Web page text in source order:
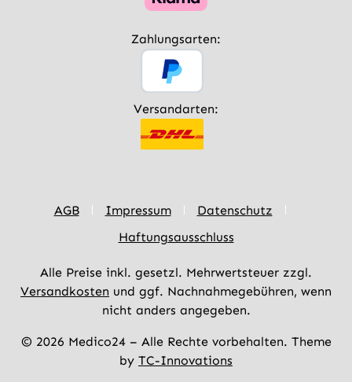
Zahlungsarten:
Versandarten:
AGB Impressum
Datenschutz
Haftungsausschluss
Alle Preise inkl. gesetzl. Mehrwertsteuer zzgl.
Versandkosten und ggf. Nachnahmegebühren, wenn
nicht anders angegeben.
© 2026 Medico24 – Alle Rechte vorbehalten. Theme
by TC-Innovations